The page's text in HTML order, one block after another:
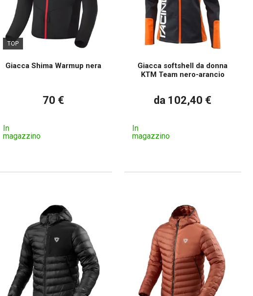
TOP
Giacca Shima Warmup nera
70 €
In
magazzino
Giacca softshell da donna
KTM Team nero-arancio
da 102,40 €
In
magazzino